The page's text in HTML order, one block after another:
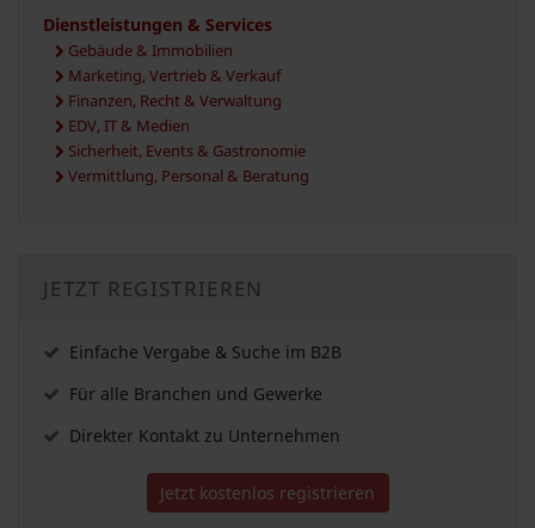
Dienstleistungen & Services
Gebäude & Immobilien
Marketing, Vertrieb & Verkauf
Finanzen, Recht & Verwaltung
EDV, IT & Medien
Sicherheit, Events & Gastronomie
Vermittlung, Personal & Beratung
JETZT REGISTRIEREN
Einfache Vergabe & Suche im B2B
Für alle Branchen und Gewerke
Direkter Kontakt zu Unternehmen
Jetzt kostenlos registrieren